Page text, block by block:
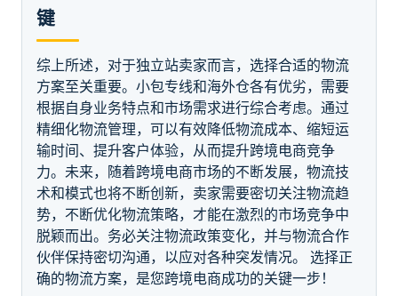
键
综上所述，对于独立站卖家而言，选择合适的物流
方案至关重要。小包专线和海外仓各有优劣，需要
根据自身业务特点和市场需求进行综合考虑。通过
精细化物流管理，可以有效降低物流成本、缩短运
输时间、提升客户体验，从而提升跨境电商竞争
力。未来，随着跨境电商市场的不断发展，物流技
术和模式也将不断创新，卖家需要密切关注物流趋
势，不断优化物流策略，才能在激烈的市场竞争中
脱颖而出。务必关注物流政策变化，并与物流合作
伙伴保持密切沟通，以应对各种突发情况。 选择正
确的物流方案，是您跨境电商成功的关键一步！